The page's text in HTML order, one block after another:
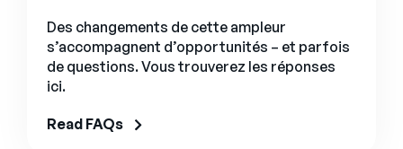
Des changements de cette ampleur
s’accompagnent d’opportunités – et parfois
de questions. Vous trouverez les réponses
ici.
Read FAQs